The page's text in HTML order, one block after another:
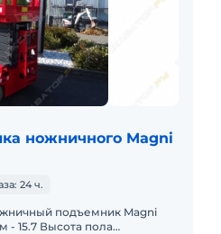
ножничного Magni
24 ч.
подъемник Magni
- 15.7 Высота пола